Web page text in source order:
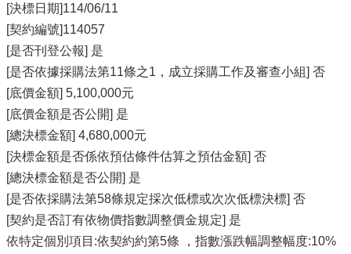
[決標日期]114/06/11
[契約編號]114057
[是否刊登公報] 是
[是否依據採購法第11條之1，成立採購工作及審查小組] 否
[底價金額] 5,100,000元
[底價金額是否公開] 是
[總決標金額] 4,680,000元
[決標金額是否係依預估條件估算之預估金額] 否
[總決標金額是否公開] 是
[是否依採購法第58條規定採次低標或次次低標決標] 否
[契約是否訂有依物價指數調整價金規定] 是
依特定個別項目:依契約約第5條 ，指數漲跌幅調整幅度:10%